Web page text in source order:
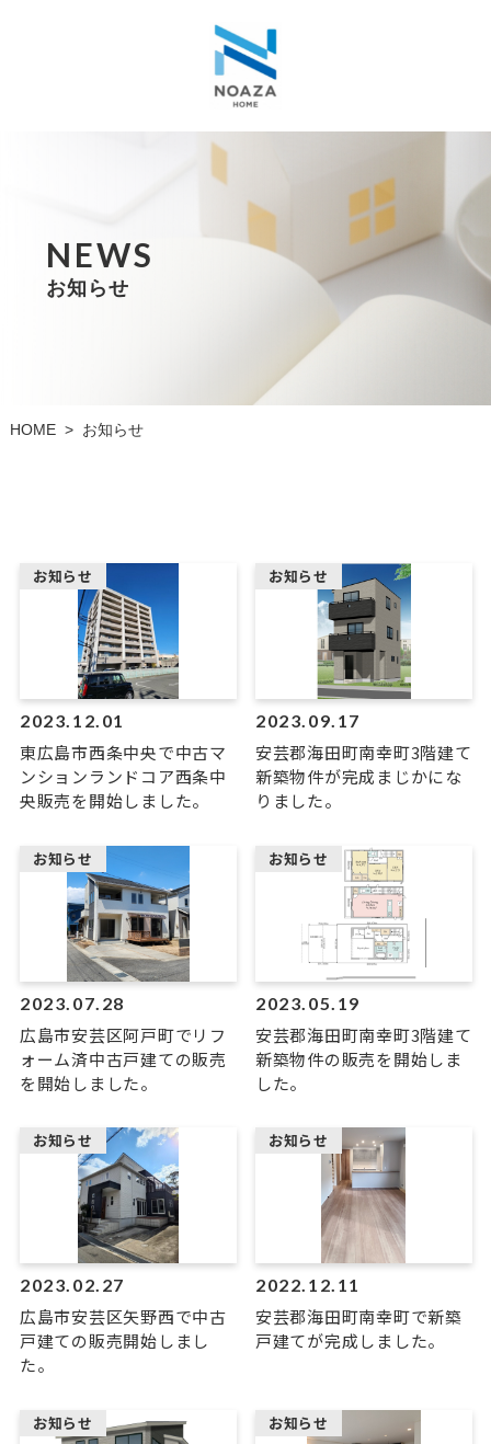
NEWS
お知らせ
HOME > お知らせ
お知らせ
2023.12.01
東広島市西条中央で中古マ
ンションランドコア西条中
央販売を開始しました。
お知らせ
2023.09.17
安芸郡海田町南幸町3階建て
新築物件が完成まじかにな
りました。
お知らせ
2023.07.28
広島市安芸区阿戸町でリフ
ォーム済中古戸建ての販売
を開始しました。
お知らせ
2023.05.19
安芸郡海田町南幸町3階建て
新築物件の販売を開始しま
した。
お知らせ
2023.02.27
広島市安芸区矢野西で中古
戸建ての販売開始しまし
た。
お知らせ
2022.12.11
安芸郡海田町南幸町で新築
戸建てが完成しました。
お知らせ お知らせ